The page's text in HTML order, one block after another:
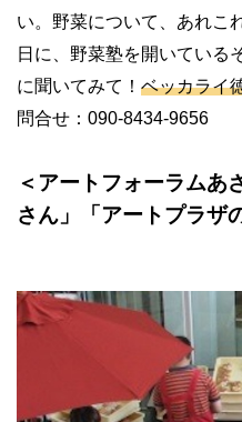
い。野菜について、あれこ
日に、野菜塾を開いている
に聞いてみて！ ベッカライ
問合せ： 090-8434-9656
＜アートフォーラムあ
さん」「アートプラザ